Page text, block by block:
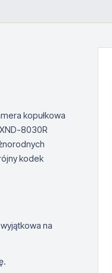
kopułkowa
8030R
kodek
na